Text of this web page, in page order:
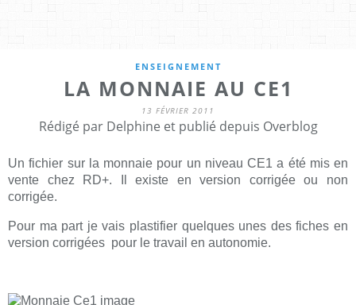
ENSEIGNEMENT
LA MONNAIE AU CE1
13 FÉVRIER 2011
Rédigé par Delphine et publié depuis Overblog
Un fichier sur la monnaie pour un niveau CE1 a été mis en
vente chez RD+. Il existe en version corrigée ou non
corrigée.
Pour ma part je vais plastifier quelques unes des fiches en
version corrigées pour le travail en autonomie.